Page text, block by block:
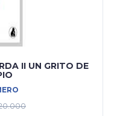
II UN GRITO DE